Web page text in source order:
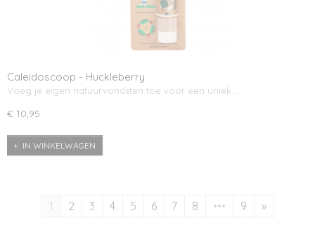
Caleidoscoop - Huckleberry
Voeg je eigen natuurvondsten toe voor een uniek…
€ 10,95
IN WINKELWAGEN
1 2 3 4 5 6 7 8 ••• 9 »